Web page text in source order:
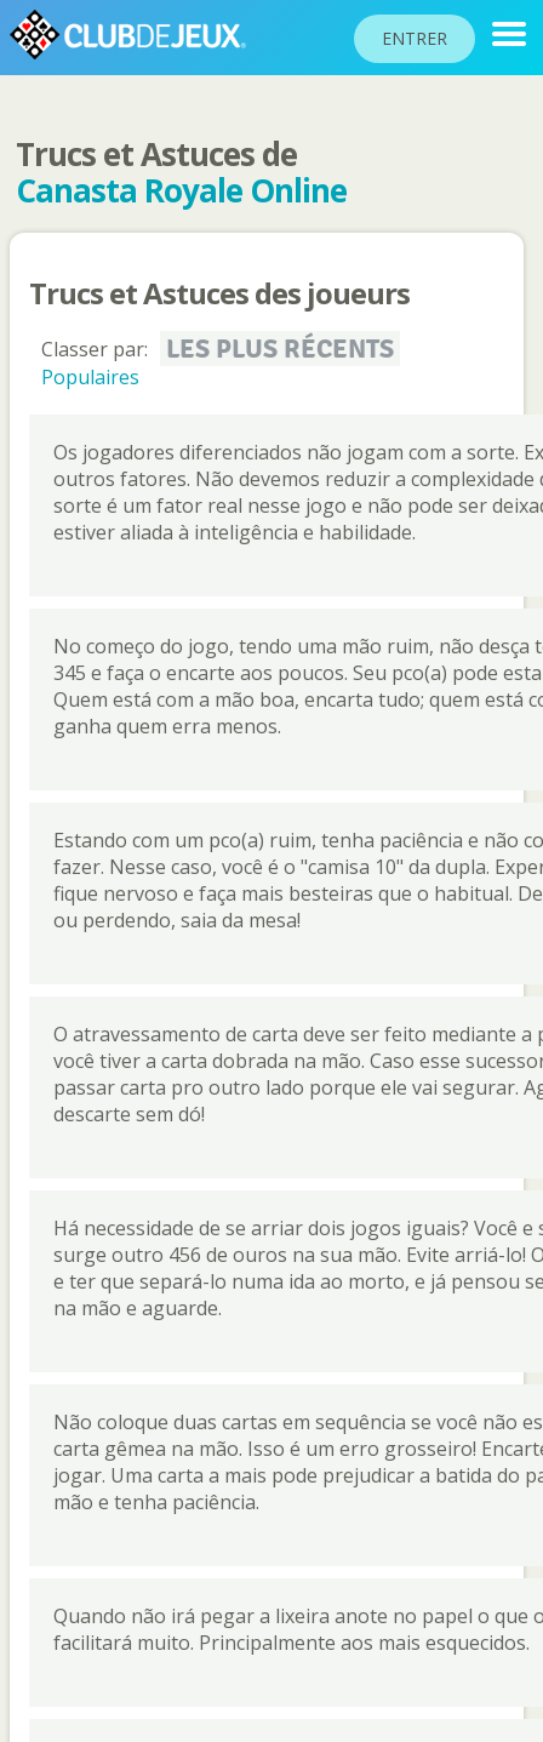
ENTRER
CLASSEMENTS
TOURNOIS
AIDE
PASSEPORT
JOUER
Langue du site
Trucs et Astuces de
Canasta Royale Online
Trucs et Astuces des joueurs
Classer par: LES PLUS RÉCENTS
Populaires
Os jogadores diferenciados não jogam com a sorte.
outros fatores. Não devemos reduzir a
sorte é um fator real nesse jogo e não pode ser
estiver aliada à inteligência e habilidade.
No começo do jogo, tendo uma mão ruim, não desça
345 e faça o encarte aos poucos. Seu pco(a) pode
Quem está com a mão boa, encarta tudo; quem está
ganha quem erra menos.
Estando com um pco(a) ruim, tenha paciência e não
fazer. Nesse caso, você é o "camisa 10" da dupla.
fique nervoso e faça mais besteiras que o habitual.
ou perdendo, saia da mesa!
O atravessamento de carta deve ser feito mediante
você tiver a carta dobrada na mão. Caso esse
passar carta pro outro lado porque ele vai segurar.
descarte sem dó!
Há necessidade de se arriar dois jogos iguais? Você
surge outro 456 de ouros na sua mão. Evite arriá-lo!
e ter que separá-lo numa ida ao morto, e já pensou
na mão e aguarde.
Não coloque duas cartas em sequência se você não
carta gêmea na mão. Isso é um erro grosseiro!
jogar. Uma carta a mais pode prejudicar a batida do
mão e tenha paciência.
Quando não irá pegar a lixeira anote no papel o que
facilitará muito. Principalmente aos mais esquecidos.